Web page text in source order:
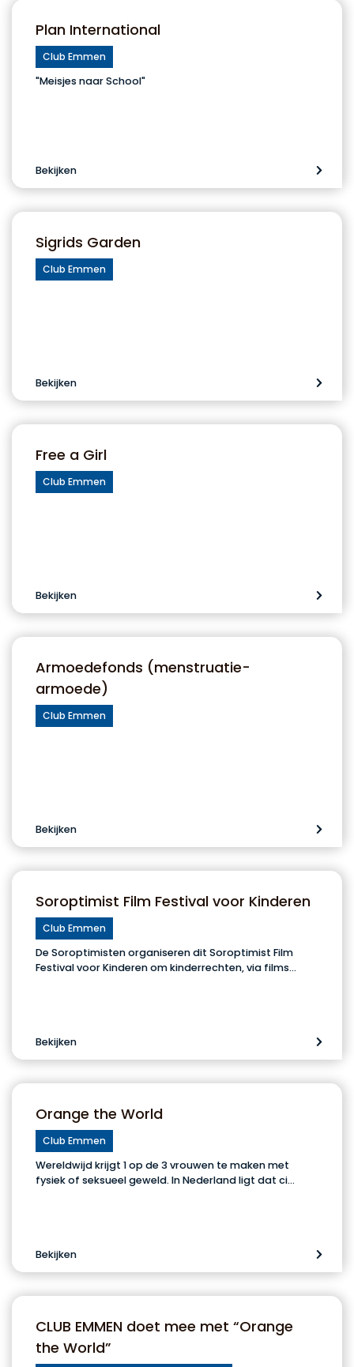
Plan International
Club Emmen
"Meisjes naar School"
Bekijken
Sigrids Garden
Club Emmen
Bekijken
Free a Girl
Club Emmen
Bekijken
Armoedefonds (menstruatie-
armoede)
Club Emmen
Bekijken
Soroptimist Film Festival voor Kinderen
Club Emmen
De Soroptimisten organiseren dit Soroptimist Film
Festival voor Kinderen om kinderrechten, via films…
Bekijken
Orange the World
Club Emmen
Wereldwijd krijgt 1 op de 3 vrouwen te maken met
fysiek of seksueel geweld. In Nederland ligt dat ci…
Bekijken
CLUB EMMEN doet mee met “Orange
the World”